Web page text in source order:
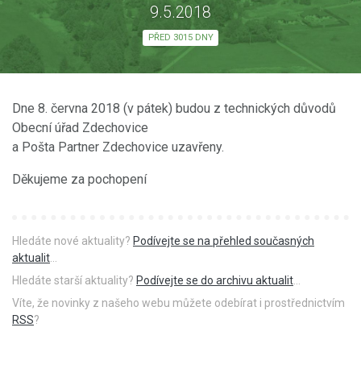
9.5.2018
PŘED 3015 DNY
Dne 8. června 2018 (v pátek) budou z technických důvodů
Obecní úřad Zdechovice
a Pošta Partner Zdechovice uzavřeny.
Děkujeme za pochopení
Hledáte nové aktuality? Podívejte se na přehled současných
aktualit
Hledáte starší aktuality? Podívejte se do archivu aktualit
Víte, že novinky z našeho webu můžete odebírat i prostřednictvím
RSS?